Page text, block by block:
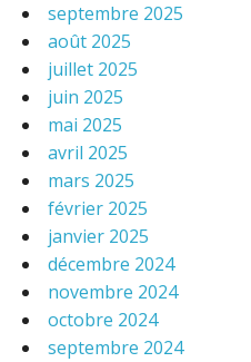
septembre 2025
août 2025
juillet 2025
juin 2025
mai 2025
avril 2025
mars 2025
février 2025
janvier 2025
décembre 2024
novembre 2024
octobre 2024
septembre 2024